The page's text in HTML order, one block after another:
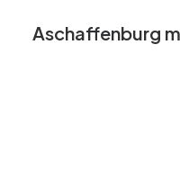
Aschaffenburg